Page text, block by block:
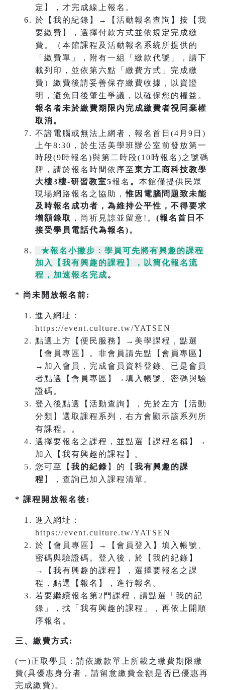
定】，才完成線上報名。
於【我的紀錄】→【活動報名查詢】按【我
要繳費】，選擇付款方式並依規定完成繳
費。（本館課程及活動報名系統所提供的
「繳費單」，附有一組「繳款代號」，請下
載列印，並依第六點「繳費方式」完成繳
費）繳費後請妥善保存繳費收據，以資證
明，避免日後肇生爭議，以確保您的權益。
報名者未於繳費期限內完成繳費者視同棄權
取消。
不諳電腦或無法上網者，報名首日(4月9日)
上午8:30，於生活美學班辦公室前發放第一
時段(9時報名)與第二時段(10時報名)之號碼
牌，請於報名時間依序至東方工商科技教學
大樓3樓-研習教室5報名 。 本館僅提供民眾
現場網路報名之協助，惟因電腦問題致未能
及時報名成功者，為維持公平性，不得要求
增額錄取 ，尚祈見諒並留意!。 (報名首日不
接受學員電話代為報名)。
★報名小撇步：學員可先將有興趣的課程
加入【我有興趣的課程】，以簡化報名流
程，加速報名完成。
* 尚未開放報名前:
進入網址：
https://event.culture.tw/YATSEN
點選上方【便民服務】→美學課程，點選
【會員專區】。非會員請先點【會員專區】
→加入會員，完成會員資料登錄。已是會員
者點選【會員專區】→填入帳號、密碼與驗
證碼。
登入後點選【活動查詢】，先於左方【活動
分類】選取課程系列，右方會顯示該系列所
有課程。。
選擇要報名之課程，並點選【課程名稱】→
加入【我有興趣的課程】。
您可至【 我的紀錄 】的【 我有興趣的課
程 】，查詢已加入課程清單。
* 課程開放報名後:
進入網址：
https://event.culture.tw/YATSEN
於【會員專區】→【會員登入】填入帳號、
密碼與驗證碼。登入後，於【我的紀錄】
→【我有興趣的課程】，選擇要報名之課
程，點選【報名】，進行報名。
若要繼續報名第2門課程，請點選「我的記
錄」，找「我有興趣的課程」，再依上開順
序報名。
三、繳費方式:
(一)正取學員：請依繳款單上所載之繳費期限繳
費(具優惠身分者，請留意繳費金額是否已優惠再
完成繳費)。